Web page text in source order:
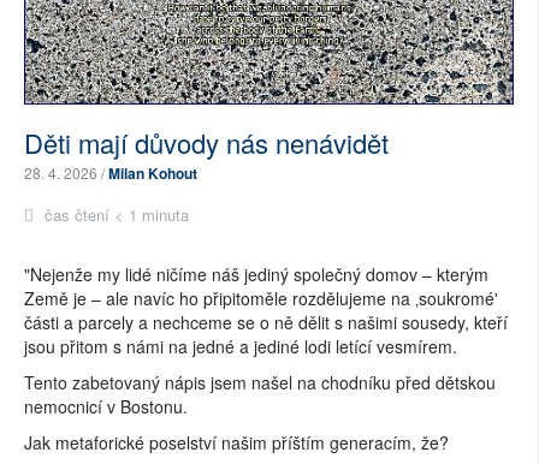
Děti mají důvody nás nenávidět
28. 4. 2026 /Milan Kohout
čas čtení < 1 minuta
"Nejenže my lidé ničíme náš jediný společný domov – kterým
Země je – ale navíc ho připitoměle rozdělujeme na ‚soukromé'
části a parcely a nechceme se o ně dělit s našimi sousedy, kteří
jsou přitom s námi na jedné a jediné lodi letící vesmírem.
Tento zabetovaný nápis jsem našel na chodníku před dětskou
nemocnicí v Bostonu.
Jak metaforické poselství našim příštím generacím, že?